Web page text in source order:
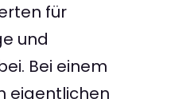
für
und
Bei einem
eigentlichen